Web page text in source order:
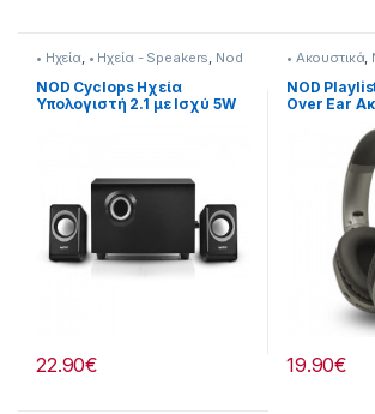
• Ηχεία • Ηχεία - Speakers Nod
NOD Cyclops Ηχεία
Υπολογιστή 2.1 με Ισχύ 5W
22.90€
• Ακουστικά,
NOD
Over Ear
19.90€